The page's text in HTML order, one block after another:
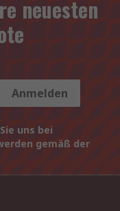
neuesten
Anmelden
uns bei
gemäß der